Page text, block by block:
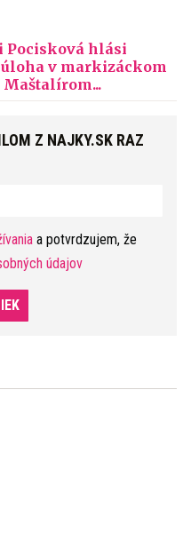
Pocisková hlási
v markizáckom
Z NAJKY.SK RAZ
a potvrdzujem, že
údajov